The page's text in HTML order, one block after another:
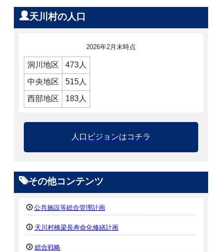
天川村の人口
2026年2月末時点
洞川地区
473人
中央地区
515人
西部地区
183人
人口ビジョンはコチラ
その他コンテンツ
公共施設等総合管理計画
天川村橋梁長寿命化修繕計画
総合戦略